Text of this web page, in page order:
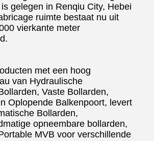
gelegen in Renqiu City, Hebei
ruimte bestaat nu uit
vierkante meter
met een hoog
van Hydraulische
Vaste Bollarden,
Oplopende Balkenpoort, levert
Bollarden,
opneembare bollarden,
MVB voor verschillende